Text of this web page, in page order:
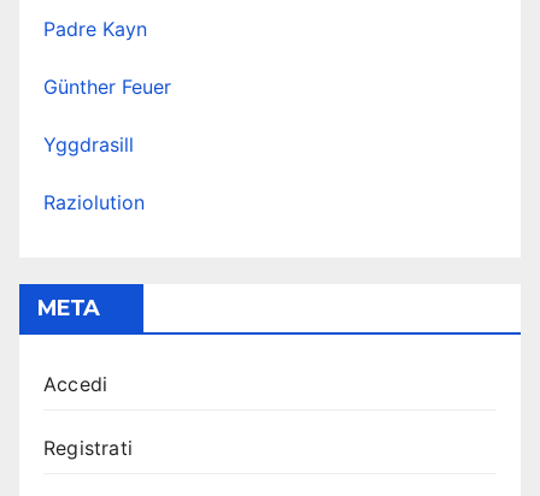
Padre Kayn
Günther Feuer
Yggdrasill
Raziolution
META
Accedi
Registrati